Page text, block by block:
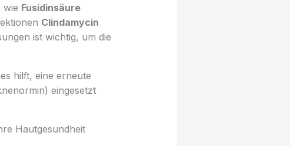
wie Fusidinsäure
Clindamycin
ist wichtig, um die
hilft, eine erneute
eingesetzt
Hautgesundheit